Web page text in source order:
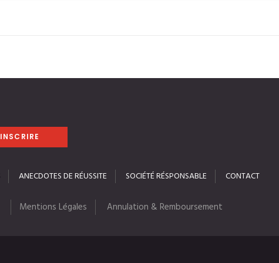
ANECDOTES DE RÉUSSITE SOCIÉTÉ RÉSPONSABLE CONTACT
Mentions Légales Annulation & Remboursement